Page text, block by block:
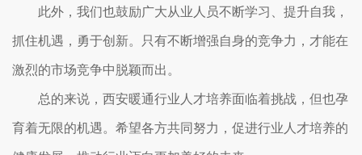
此外，我们也鼓励广大从业人员不断学习、提升自我，
抓住机遇，勇于创新。只有不断增强自身的竞争力，才能在
激烈的市场竞争中脱颖而出。
总的来说，西安暖通行业人才培养面临着挑战，但也孕
育着无限的机遇。希望各方共同努力，促进行业人才培养的